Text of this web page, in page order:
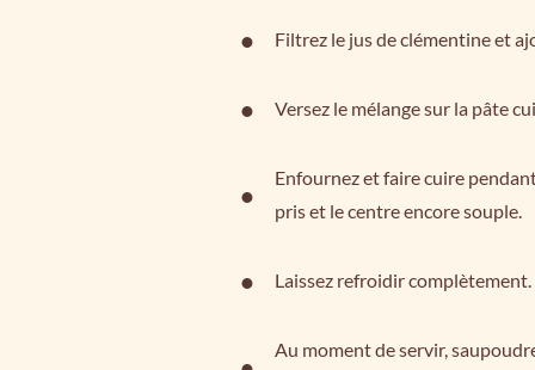
Filtrez le jus de clémentine et
Versez le mélange sur la pâte
Enfournez et faire cuire
pris et le centre encore souple.
Laissez refroidir complètement.
Au moment de servir,